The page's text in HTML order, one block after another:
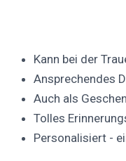
Kann bei der
Ansprechendes
Auch als
Tolles
Personalisiert -